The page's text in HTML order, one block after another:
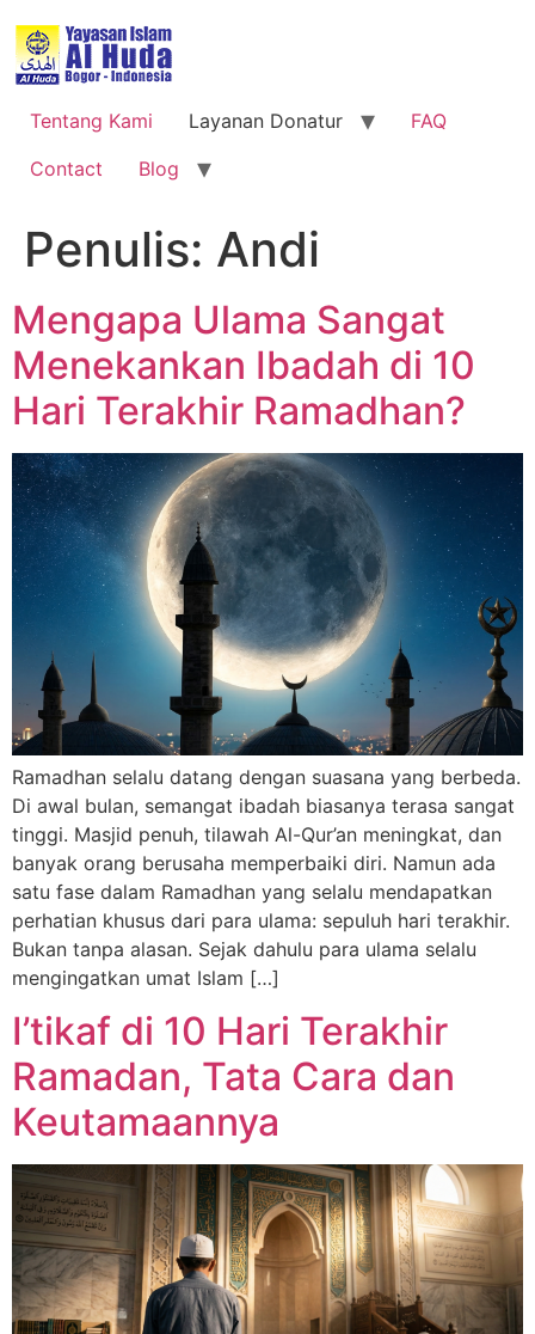
Tentang Kami Layanan Donatur
FAQ
Contact
Blog
Penulis: Andi
Mengapa Ulama Sangat
Menekankan Ibadah di 10
Hari Terakhir Ramadhan?
Ramadhan selalu datang dengan suasana yang berbeda.
Di awal bulan, semangat ibadah biasanya terasa sangat
tinggi. Masjid penuh, tilawah Al-Qur’an meningkat, dan
banyak orang berusaha memperbaiki diri. Namun ada
satu fase dalam Ramadhan yang selalu mendapatkan
perhatian khusus dari para ulama: sepuluh hari terakhir.
Bukan tanpa alasan. Sejak dahulu para ulama selalu
mengingatkan umat Islam […]
I’tikaf di 10 Hari Terakhir
Ramadan, Tata Cara dan
Keutamaannya